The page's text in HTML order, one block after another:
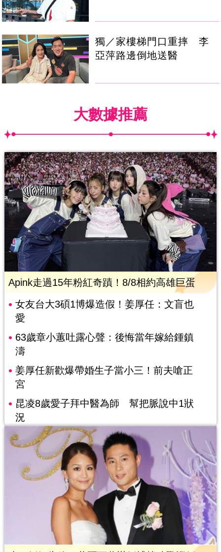
獨／家樓梯門口重摔 李
亞萍路邊倒地送醫
大數據推薦
Apink走過15年粉紅奇蹟！8/8相約高雄巨蛋
女友台大3碩1博爆造假！姜厚任：文盲也
愛
63歲章小蕙吐露心聲：後悔當年嫁給鍾鎮
濤
姜厚任新歡爆帶婚生子當小三！前夫嗆正
宮
昆凌8歲愛子拜中醫為師 幫把脈說中1狀
況